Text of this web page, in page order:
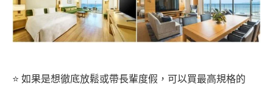
⭐ 如果是想徹底放鬆或帶長輩度假，可以買最高規格的